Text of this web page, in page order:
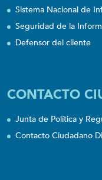
Sistema Nacional de
Seguridad de la
Defensor del cliente
CONTACTO
Junta de Política y
Contacto Ciudadano